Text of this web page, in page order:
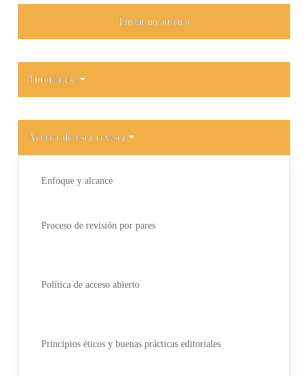
Enviar un artículo
Tutoriales
Acerca de esta revista
Enfoque y alcance
Proceso de revisión por pares
Política de acceso abierto
Principios éticos y buenas prácticas editoriales